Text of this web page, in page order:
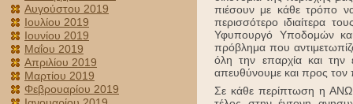
Αυγούστου 2019
Ιουλίου 2019
Ιουνίου 2019
Μαΐου 2019
Απριλίου 2019
Μαρτίου 2019
Φεβρουαρίου 2019
πιέσουν με κάθε τρόπο
περισσότερο ιδιαίτερα
Υφυπουργό Υποδομών
πρόβλημα που
όλη την επαρχία και την
απευθύνουμε και προς
Σε κάθε περίπτωση η